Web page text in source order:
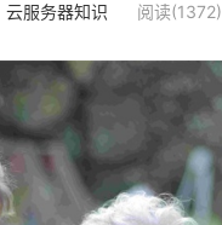
云服务器知识 阅读(1372)